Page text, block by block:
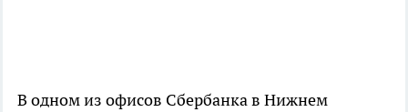
В одном из офисов Сбербанка в Нижнем